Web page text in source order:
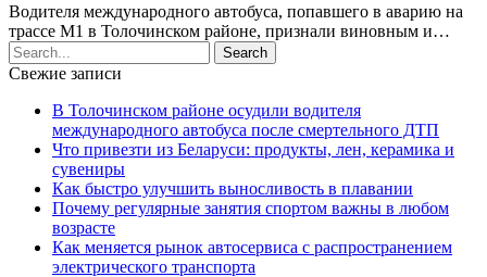
Водителя международного автобуса, попавшего в аварию на
трассе М1 в Толочинском районе, признали виновным и…
Свежие записи
В Толочинском районе осудили водителя
международного автобуса после смертельного ДТП
Что привезти из Беларуси: продукты, лен, керамика и
сувениры
Как быстро улучшить выносливость в плавании
Почему регулярные занятия спортом важны в любом
возрасте
Как меняется рынок автосервиса с распространением
электрического транспорта